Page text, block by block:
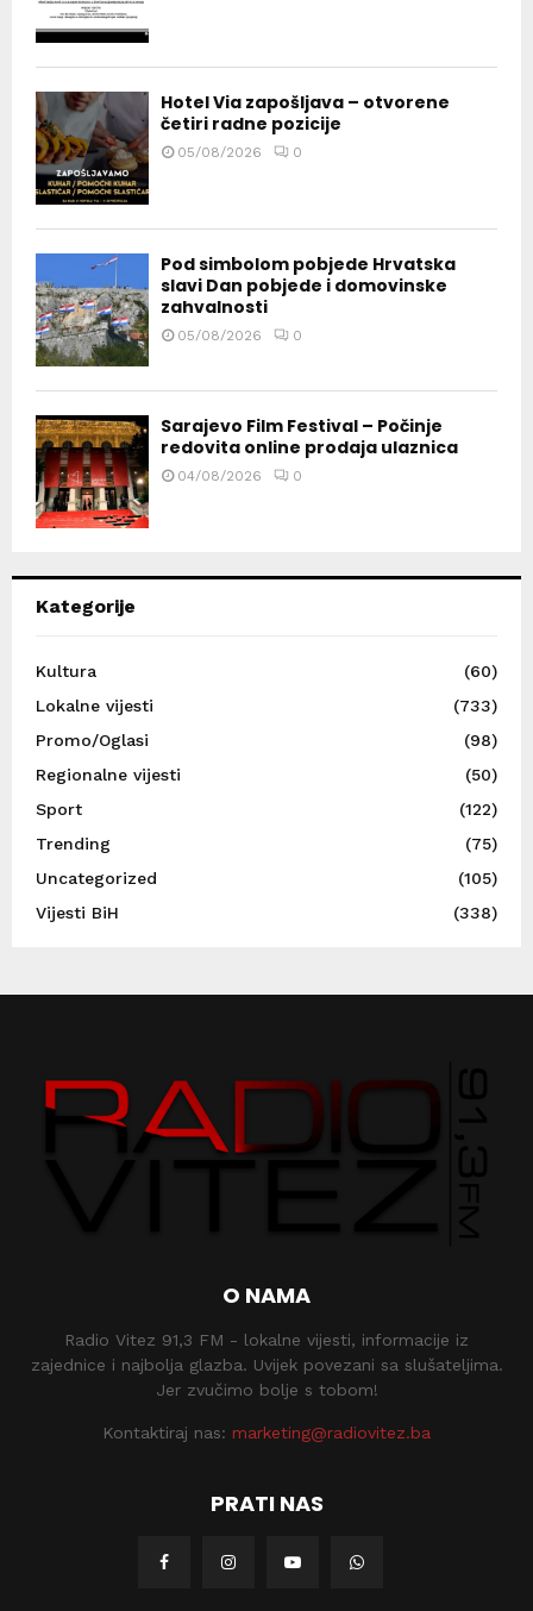
Hotel Via zapošljava – otvorene
četiri radne pozicije
05/08/2026 0
Pod simbolom pobjede Hrvatska
slavi Dan pobjede i domovinske
zahvalnosti
05/08/2026 0
Sarajevo Film Festival – Počinje
redovita online prodaja ulaznica
04/08/2026 0
Kategorije
Kultura
(60)
Lokalne vijesti
(733)
Promo/Oglasi
(98)
Regionalne vijesti
(50)
Sport
(122)
Trending
(75)
Uncategorized
(105)
Vijesti BiH
(338)
O NAMA
Radio Vitez 91,3 FM - lokalne vijesti, informacije iz
zajednice i najbolja glazba. Uvijek povezani sa slušateljima.
Jer zvučimo bolje s tobom!
Kontaktiraj nas: marketing@radiovitez.ba
PRATI NAS